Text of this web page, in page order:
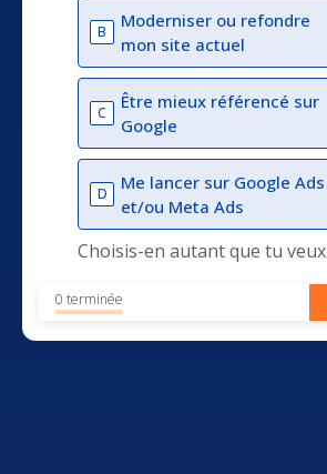
B
Moderniser ou refondre
mon site actuel
C
Être mieux référencé sur
Google
D
Me lancer sur Google Ads
et/ou Meta Ads
Choisis-en autant que tu veux
0 terminée